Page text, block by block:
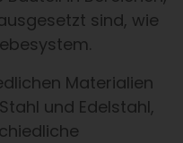
sind, wie
Materialien
und Edelstahl,